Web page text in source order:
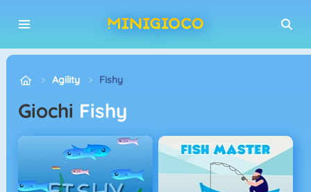
Agility Fishy
Giochi Fishy